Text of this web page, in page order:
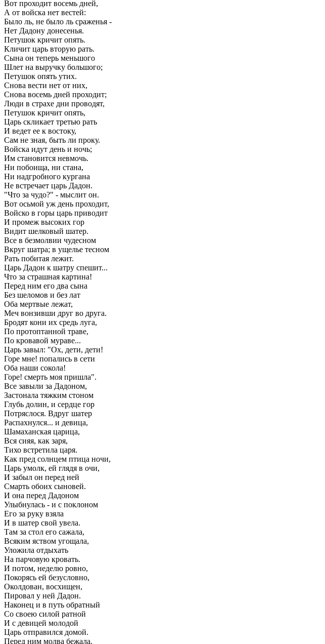
Вот проходит восемь дней,
А от войска нет вестей:
Было ль, не было ль сраженья -
Нет Дадону донесенья.
Петушок кричит опять.
Кличит царь вторую рать.
Сына он теперь меньшого
Шлет на выручку большого;
Петушок опять утих.
Снова вести нет от них,
Снова восемь дней проходит;
Люди в страхе дни проводят,
Петушок кричит опять,
Царь скликает третью рать
И ведет ее к востоку,
Сам не зная, быть ли проку.
Войска идут день и ночь;
Им становится невмочь.
Ни побоища, ни стана,
Ни надгробного кургана
Не встречает царь Дадон.
"Что за чудо?" - мыслит он.
Вот осьмой уж день проходит,
Войско в горы царь приводит
И промеж высоких гор
Видит шелковый шатер.
Все в безмолвии чудесном
Вкруг шатра; в ущелье тесном
Рать побитая лежит.
Царь Дадон к шатру спешит...
Что за страшная картина!
Перед ним его два сына
Без шеломов и без лат
Оба мертвые лежат,
Меч вонзивши друг во друга.
Бродят кони их средь луга,
По протоптанной траве,
По кровавой мураве...
Царь завыл: "Ох, дети, дети!
Горе мне! попались в сети
Оба наши сокола!
Горе! смерть моя пришла".
Все завыли за Дадоном,
Застонала тяжким стоном
Глубь долин, и сердце гор
Потряслося. Вдруг шатер
Распахнулся... и девица,
Шамаханская царица,
Вся сияя, как заря,
Тихо встретила царя.
Как пред солнцем птица ночи,
Царь умолк, ей глядя в очи,
И забыл он перед ней
Смарть обоих сыновей.
И она перед Дадоном
Улыбнулась - и с поклоном
Его за руку взяла
И в шатер свой увела.
Там за стол его сажала,
Всяким яством угощала,
Уложила отдыхать
На парчовую кровать.
И потом, неделю ровно,
Покорясь ей безусловно,
Околдован, восхищен,
Пировал у ней Дадон.
Наконец и в путь обратный
Со своею силой ратной
И с девицей молодой
Царь отправился домой.
Перед ним молва бежала.